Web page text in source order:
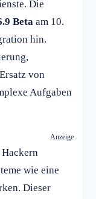
Die
Beta am 10.
hin.
von
Aufgaben
Anzeige
wie eine
Dieser